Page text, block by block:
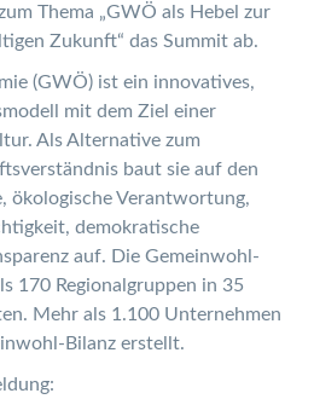
Thema „GWÖ als Hebel zur
Zukunft“ das Summit ab.
(GWÖ) ist ein innovatives,
mit dem Ziel einer
Als Alternative zum
baut sie auf den
ökologische Verantwortung,
demokratische
auf. Die Gemeinwohl-
170 Regionalgruppen in 35
Mehr als 1.100 Unternehmen
Bilanz erstellt.